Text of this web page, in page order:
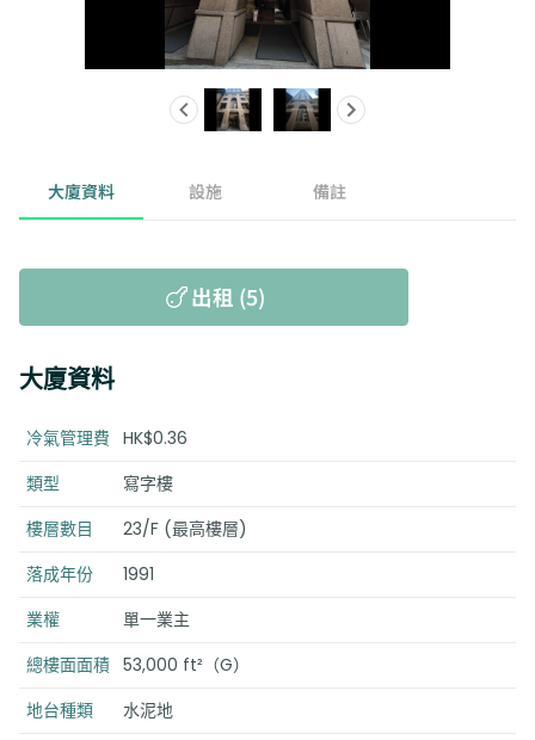
大廈資料 設施 備註
出租 (5)
大廈資料
冷氣管理費 HK$0.36
類型
寫字樓
樓層數目
23/F (最高樓層)
落成年份
1991
業權
單一業主
總樓面面積 53,000 ft²（G）
地台種類
水泥地